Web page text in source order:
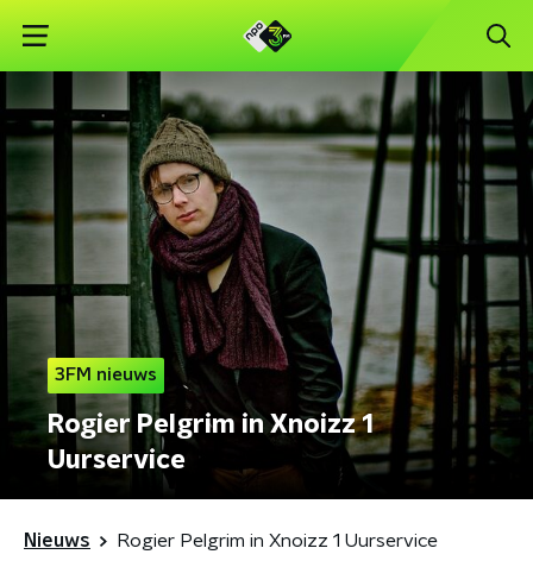
3FM nieuws
Rogier Pelgrim in Xnoizz 1
Uurservice
Nieuws Rogier Pelgrim in Xnoizz 1 Uurservice